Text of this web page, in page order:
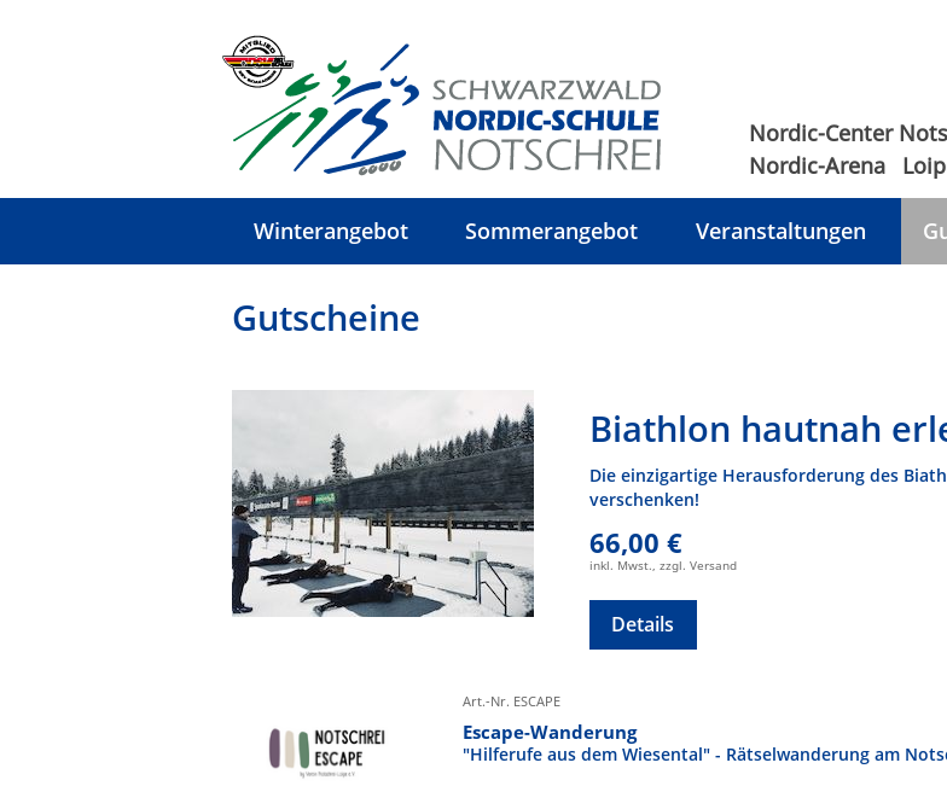
Nordic-Center
Nordic-Arena
Winterangebot Sommerangebot Veranstaltungen
Gutscheine
Biathlon hautnah
Die einzigartige Herausforderung des
verschenken!
66,00 €
inkl. Mwst., zzgl. Versand
Details
Art.-Nr. ESCAPE
Escape-Wanderung
"Hilferufe aus dem Wiesental" - Rätselwanderung am